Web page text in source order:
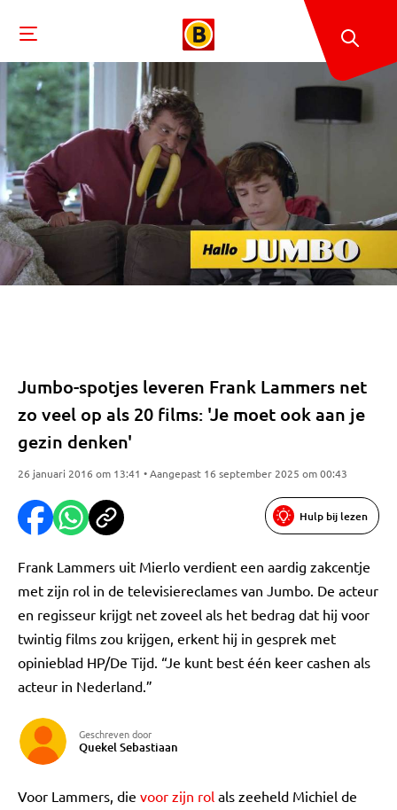
Jumbo-spotjes leveren Frank Lammers net
zo veel op als 20 films: 'Je moet ook aan je
gezin denken'
26 januari 2016 om 13:41 • Aangepast 16 september 2025 om 00:43
Hulp bij lezen
Frank Lammers uit Mierlo verdient een aardig zakcentje
met zijn rol in de televisiereclames van Jumbo. De acteur
en regisseur krijgt net zoveel als het bedrag dat hij voor
twintig films zou krijgen, erkent hij in gesprek met
opinieblad HP/De Tijd. “Je kunt best één keer cashen als
acteur in Nederland.”
Geschreven door
Quekel Sebastiaan
Voor Lammers, die voor zijn rol als zeeheld Michiel de